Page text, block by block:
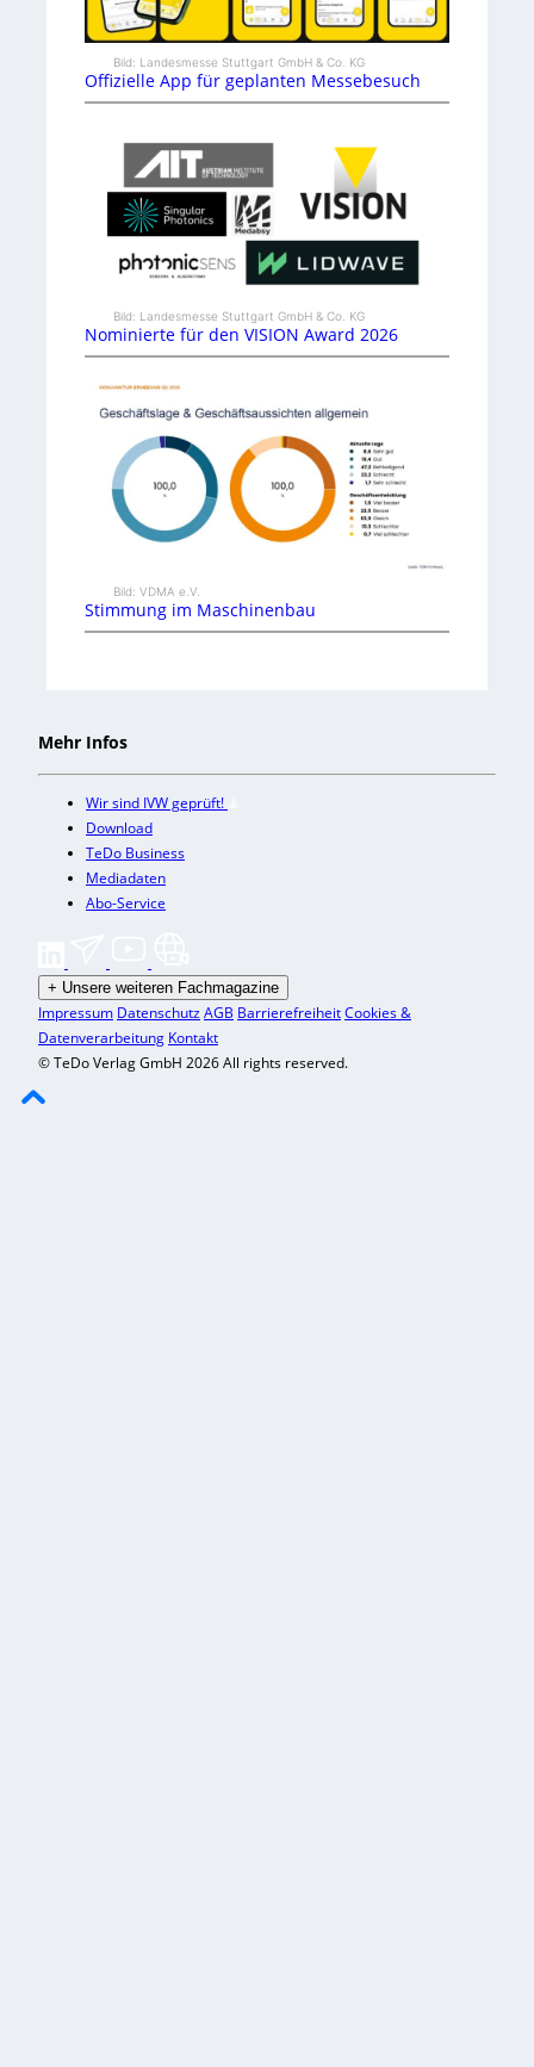
Bild: Landesmesse Stuttgart GmbH & Co. KG
Offizielle App für geplanten Messebesuch
Bild: Landesmesse Stuttgart GmbH & Co. KG
Nominierte für den VISION Award 2026
Bild: VDMA e.V.
Stimmung im Maschinenbau
Mehr Infos
Wir sind IVW geprüft!
Download
TeDo Business
Mediadaten
Abo-Service
+ Unsere weiteren Fachmagazine
Impressum DatenschutzAGB BarrierefreiheitCookies &
Datenverarbeitung Kontakt
© TeDo Verlag GmbH 2026 All rights reserved.